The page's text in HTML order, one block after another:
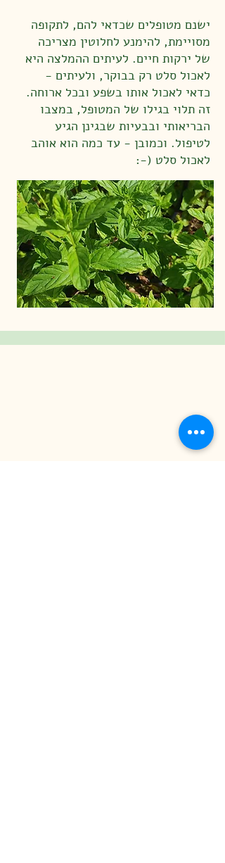
ישנם מטופלים שכדאי להם, לתקופה
מסויימת, להימנע לחלוטין מצריכה
של ירקות חיים. לעיתים ההמלצה היא
לאכול סלט רק בבוקר, ולעיתים -
כדאי לאכול אותו בשפע ובכל ארוחה.
זה תלוי בגילו של המטופל, במצבו
הבריאותי ובבעיות שבגינן הגיע
לטיפול. וכמובן - עד כמה הוא אוהב
לאכול סלט (-: